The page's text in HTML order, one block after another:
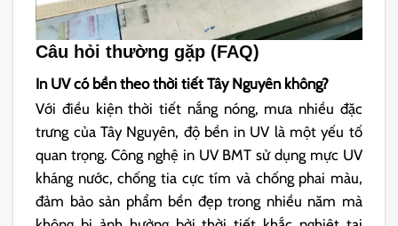
Câu hỏi thường gặp (FAQ)
In UV có bền theo thời tiết Tây Nguyên không?
Với điều kiện thời tiết nắng nóng, mưa nhiều đặc
trưng của Tây Nguyên, độ bền in UV là một yếu tố
quan trọng. Công nghệ in UV BMT sử dụng mực UV
kháng nước, chống tia cực tím và chống phai màu,
đảm bảo sản phẩm bền đẹp trong nhiều năm mà